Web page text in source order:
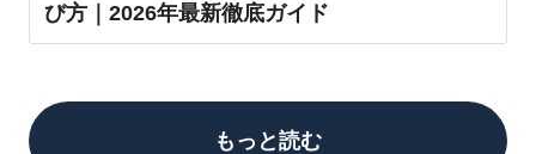
び方｜2026年最新徹底ガイド
もっと読む